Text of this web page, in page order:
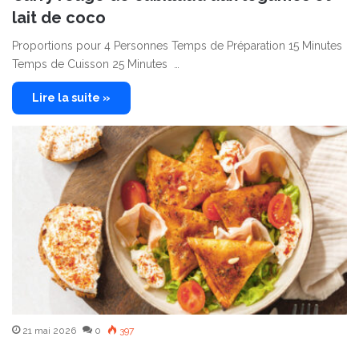
lait de coco
Proportions pour 4 Personnes Temps de Préparation 15 Minutes
Temps de Cuisson 25 Minutes …
Lire la suite »
21 mai 2026 0 397